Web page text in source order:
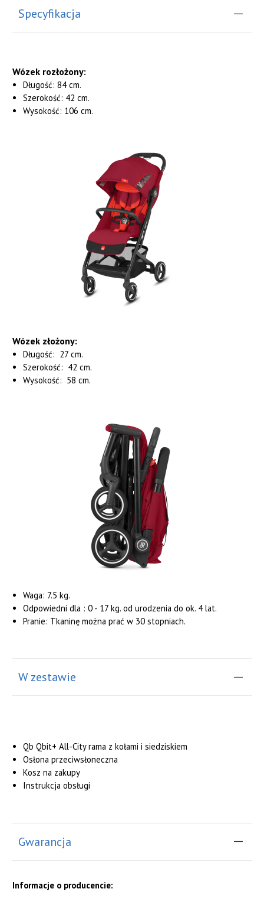
Specyfikacja
Wózek rozłożony:
Długość: 84 cm.
Szerokość: 42 cm.
Wysokość: 106 cm.
Wózek złożony:
Długość: 27 cm.
Szerokość: 42 cm.
Wysokość: 58 cm.
Waga: 7.5 kg.
Odpowiedni dla : 0 - 17 kg. od urodzenia do ok. 4 lat.
Pranie: Tkaninę można prać w 30 stopniach.
W zestawie
Qb Qbit+ All-City rama z kołami i siedziskiem
Osłona przeciwsłoneczna
Kosz na zakupy
Instrukcja obsługi
Gwarancja
Informacje o producencie: